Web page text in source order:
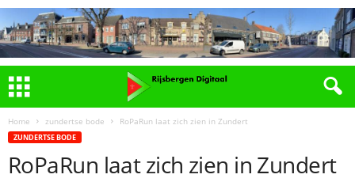
Home zundertse bode RoPaRun laat zich zien in Zundert
ZUNDERTSE BODE
RoPaRun laat zich zien in Zundert